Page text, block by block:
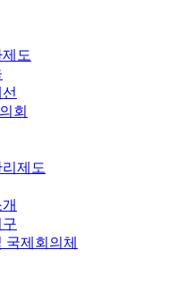
도
회
제도
국제회의체